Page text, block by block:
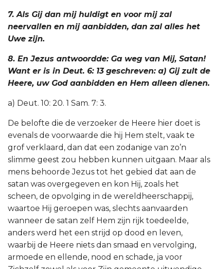
7. Als Gij dan mij huldigt en voor mij zal
neervallen en mij aanbidden, dan zal alles het
Uwe zijn.
8. En Jezus antwoordde: Ga weg van Mij, Satan!
Want er is in Deut. 6: 13 geschreven: a) Gij zult de
Heere, uw God aanbidden en Hem alleen dienen.
a) Deut. 10: 20. 1 Sam. 7: 3.
De belofte die de verzoeker de Heere hier doet is
evenals de voorwaarde die hij Hem stelt, vaak te
grof verklaard, dan dat een zodanige van zo’n
slimme geest zou hebben kunnen uitgaan. Maar als
mens behoorde Jezus tot het gebied dat aan de
satan was overgegeven en kon Hij, zoals het
scheen, de opvolging in de wereldheerschappij,
waartoe Hij geroepen was, slechts aanvaarden
wanneer de satan zelf Hem zijn rijk toedeelde,
anders werd het een strijd op dood en leven,
waarbij de Heere niets dan smaad en vervolging,
armoede en ellende, nood en schade, ja voor